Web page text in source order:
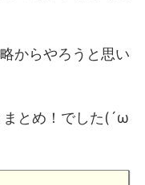
からやろうと思い
まとめ！でした(´ω